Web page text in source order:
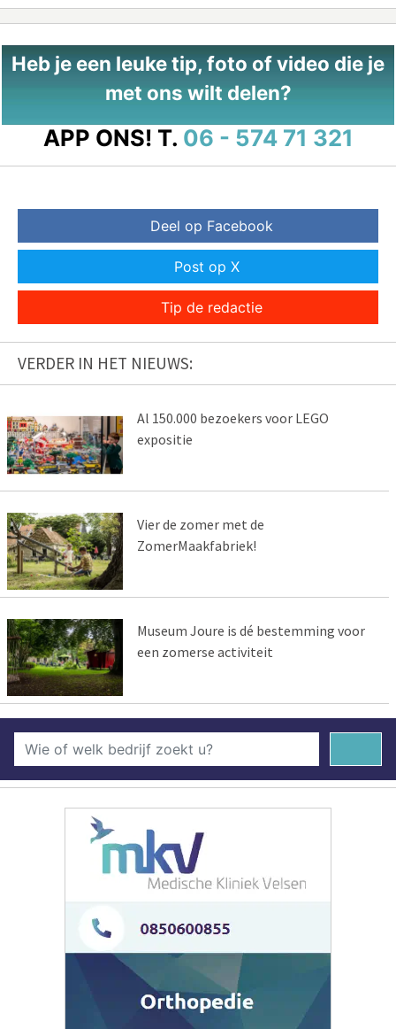
Heb je een leuke tip, foto of video die je
met ons wilt delen?
APP ONS! T. 06 - 574 71 321
Deel op Facebook
Post op X
Tip de redactie
VERDER IN HET NIEUWS:
Al 150.000 bezoekers voor LEGO
expositie
Vier de zomer met de
ZomerMaakfabriek!
Museum Joure is dé bestemming voor
een zomerse activiteit